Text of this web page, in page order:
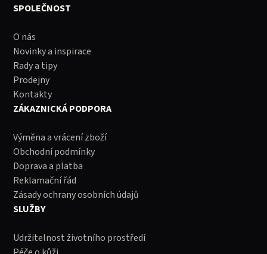
SPOLEČNOST
O nás
Novinky a inspirace
Rady a tipy
Prodejny
Kontakty
ZÁKAZNICKÁ PODPORA
Výměna a vrácení zboží
Obchodní podmínky
Doprava a platba
Reklamační řád
Zásady ochrany osobních údajů
SLUŽBY
Udržitelnost životního prostředí